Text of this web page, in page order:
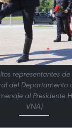
representantes
del Departamento
al Presidente
VNA)